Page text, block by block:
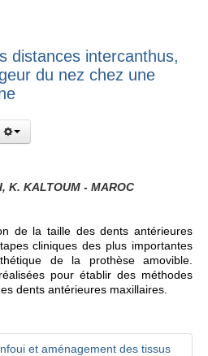
distances intercanthus,
du nez chez une
K. KALTOUM - MAROC
de la taille des dents antérieures
cliniques des plus importantes
de la prothèse amovible.
pour établir des méthodes
dents antérieures maxillaires.
et aménagement des tissus